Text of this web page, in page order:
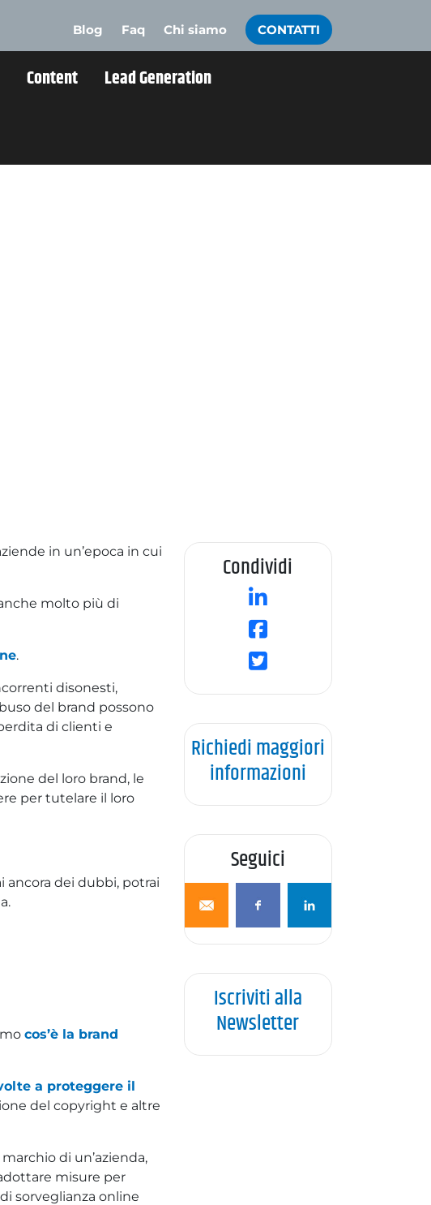
Blog Faq Chi siamo CONTATTI
Content
Lead Generation
in un’epoca in cui
molto più di
.
disonesti,
del brand possono
di clienti e
del loro brand, le
per tutelare il loro
ancora dei dubbi, potrai
cos’è la brand
a proteggere il
del copyright e altre
marchio di un’azienda,
misure per
sorveglianza online
Condividi
Richiedi maggiori
informazioni
Seguici
Iscriviti alla
Newsletter